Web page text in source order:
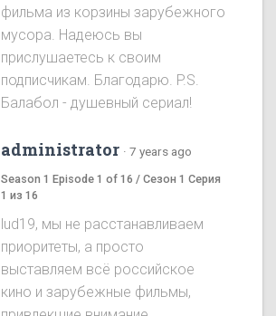
фильма из корзины зарубежного
мусора. Надеюсь вы
прислушаетесь к своим
подписчикам. Благодарю. P.S.
Балабол - душевный сериал!
administrator · 7 years ago
Season 1 Episode 1 of 16 / Сезон 1 Серия
1 из 16
lud19, мы не расстанавливаем
приоритеты, а просто
выставляем всё российское
кино и зарубежные фильмы,